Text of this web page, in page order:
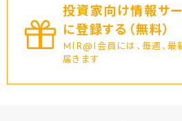
投資家向け情報サ
に登録する（無料）
MIR@I会員には、毎週、
届きます